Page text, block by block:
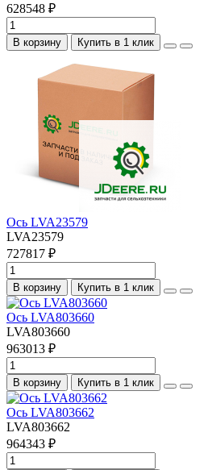
628548 ₽
В корзину Купить в 1 клик
Ось LVA23579
LVA23579
727817 ₽
В корзину Купить в 1 клик
Ось LVA803660
LVA803660
963013 ₽
В корзину Купить в 1 клик
Ось LVA803662
LVA803662
964343 ₽